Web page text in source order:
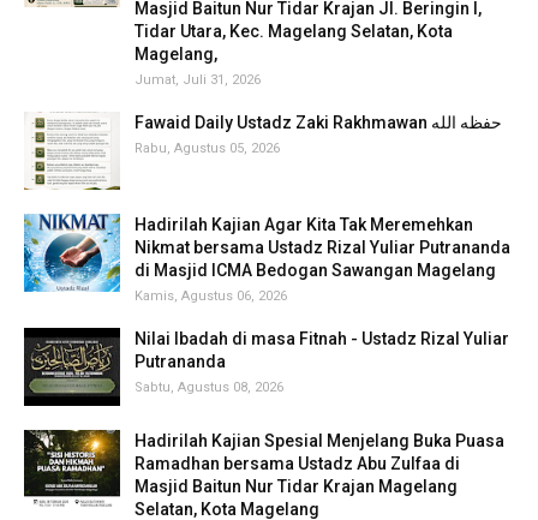
Masjid Baitun Nur Tidar Krajan Jl. Beringin I,
Tidar Utara, Kec. Magelang Selatan, Kota
Magelang,
Jumat, Juli 31, 2026
Fawaid Daily Ustadz Zaki Rakhmawan حفظه الله
Rabu, Agustus 05, 2026
Hadirilah Kajian Agar Kita Tak Meremehkan
Nikmat bersama Ustadz Rizal Yuliar Putrananda
di Masjid ICMA Bedogan Sawangan Magelang
Kamis, Agustus 06, 2026
Nilai Ibadah di masa Fitnah - Ustadz Rizal Yuliar
Putrananda
Sabtu, Agustus 08, 2026
Hadirilah Kajian Spesial Menjelang Buka Puasa
Ramadhan bersama Ustadz Abu Zulfaa di
Masjid Baitun Nur Tidar Krajan Magelang
Selatan, Kota Magelang